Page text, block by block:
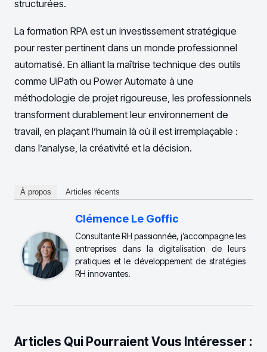
structurées.
La formation RPA est un investissement stratégique
pour rester pertinent dans un monde professionnel
automatisé. En alliant la maîtrise technique des outils
comme UiPath ou Power Automate à une
méthodologie de projet rigoureuse, les professionnels
transforment durablement leur environnement de
travail, en plaçant l’humain là où il est irremplaçable :
dans l’analyse, la créativité et la décision.
À propos Articles récents
Clémence Le Goffic
Consultante RH passionnée, j’accompagne les
entreprises dans la digitalisation de leurs
pratiques et le développement de stratégies
RH innovantes.
Articles Qui Pourraient Vous Intéresser :